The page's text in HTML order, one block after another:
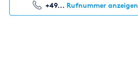
+49... Rufnummer anzeigen